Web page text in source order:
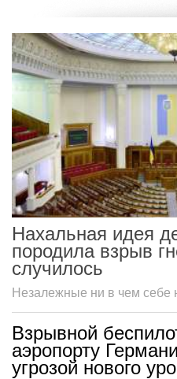
Нахальная идея
породила взрыв
случилось
Незалежные ни в чем себе
Взрывной
аэропорту
угрозой нового